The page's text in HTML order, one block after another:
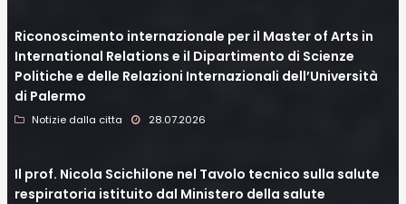
Riconoscimento internazionale per il Master of Arts in
International Relations e il Dipartimento di Scienze
Politiche e delle Relazioni Internazionali dell’Università
di Palermo
Notizie dalla citta 28.07.2026
Il prof. Nicola Scichilone nel Tavolo tecnico sulla salute
respiratoria istituito dal Ministero della salute